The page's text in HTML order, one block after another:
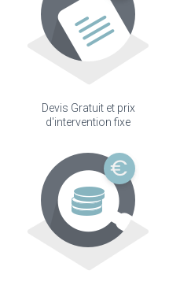
Devis Gratuit et prix
d'intervention fixe